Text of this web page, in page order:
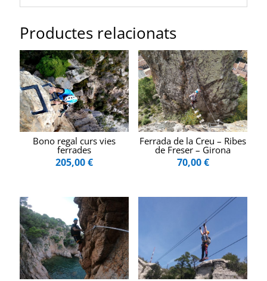
Productes relacionats
Bono regal curs vies
ferrades
205,00€
Ferrada de la Creu – Ribes
de Freser – Girona
70,00€